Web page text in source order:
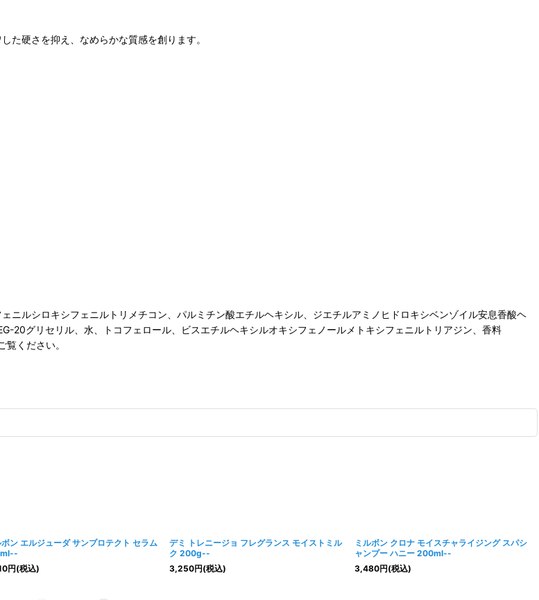
た硬さを抑え、なめらかな質感を創ります。
ニルシロキシフェニルトリメチコン、パルミチン酸エチルヘキシル、ジエチルアミノヒドロキシベンゾイル安息香酸ヘ
20グリセリル、水、トコフェロール、ビスエチルヘキシルオキシフェノールメトキシフェニルトリアジン、香料
ください。
ボン エルジューダ サンプロテクト セラム
円(税込)
デミ トレニージョ フレグランス モイストミル
ク 200g--
3,250円(税込)
ミルボン クロナ モイスチャライジング スパシ
ャンプー ハニー 200ml--
3,480円(税込)